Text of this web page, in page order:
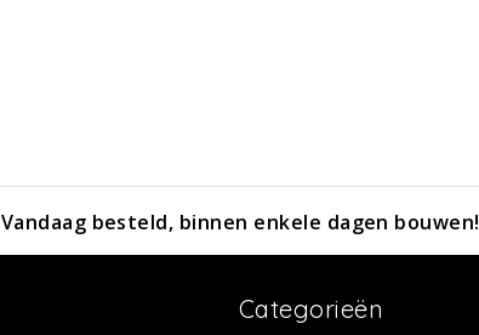
Vandaag besteld, binnen enkele dagen bouwen!
Categorieën